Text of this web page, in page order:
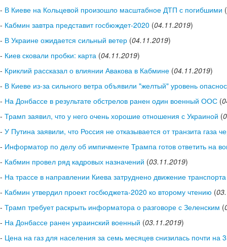
- В Киеве на Кольцевой произошло масштабное ДТП с погибшими (
- Кабмин завтра представит госбюждет-2020 (04.11.2019)
- В Украине ожидается сильный ветер (04.11.2019)
- Киев сковали пробки: карта (04.11.2019)
- Криклий рассказал о влиянии Авакова в Кабмине (04.11.2019)
- В Киеве из-за сильного ветра объявили "желтый" уровень
- На Донбассе в результате обстрелов ранен один военный ООС (
- Трамп заявил, что у него очень хорошие отношения с Украиной (
- У Путина заявили, что Россия не отказывается от транзита газа
- Информатор по делу об импичменте Трампа готов ответить на
- Кабмин провел ряд кадровых назначений (03.11.2019)
- На трассе в направлении Киева затруднено движение
- Кабмин утвердил проект госбюджета-2020 ко второму чтению (
- Трамп требует раскрыть информатора о разговоре с Зеленским (
- На Донбассе ранен украинский военный (03.11.2019)
- Цена на газ для населения за семь месяцев снизилась почти на